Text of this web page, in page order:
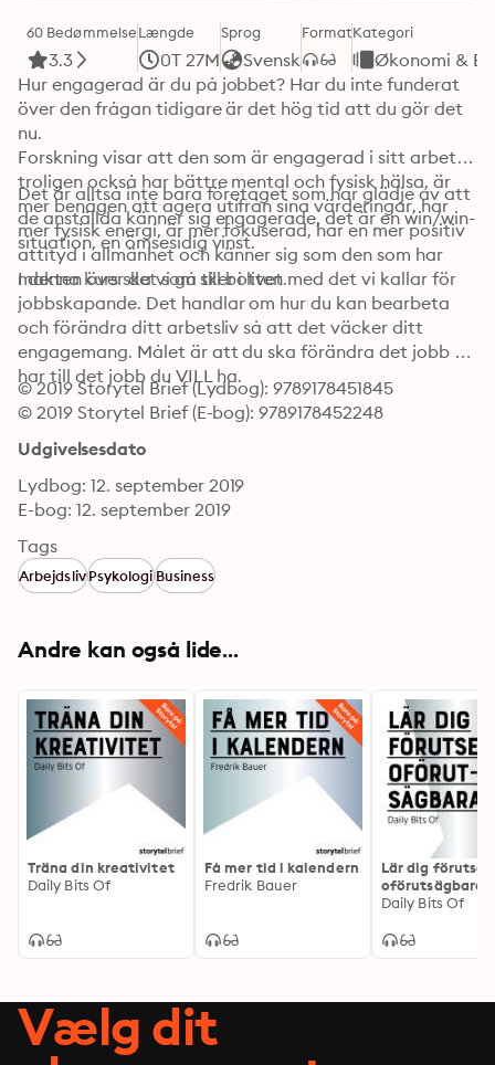
60 Bedømmelse
3.3
Længde
0T 27M
Sprog
Svensk
FormatKategori
Økonomi &
Hur engagerad är du på jobbet? Har du inte funderat
över den frågan tidigare är det hög tid att du gör det
nu.
Forskning visar att den som är engagerad i sitt arbete
troligen också har bättre mental och fysisk hälsa, är
mer benägen att agera utifrån sina värderingar, har
mer fysisk energi, är mer fokuserad, har en mer positiv
attityd i allmänhet och känner sig som den som har
makten över det som sker i livet.
Det är alltså inte bara företaget som har glädje av att
de anställda känner sig engagerade, det är en win/win-
situation, en ömsesidig vinst.
I denna kurs ska vi gå till botten med det vi kallar för
jobbskapande. Det handlar om hur du kan bearbeta
och förändra ditt arbetsliv så att det väcker ditt
engagemang. Målet är att du ska förändra det jobb du
har till det jobb du VILL ha.
© 2019 Storytel Brief (Lydbog): 9789178451845
© 2019 Storytel Brief (E-bog): 9789178452248
Udgivelsesdato
Lydbog: 12. september 2019
E-bog: 12. september 2019
Tags
ArbejdslivPsykologiBusiness
Andre kan også lide...
Träna din kreativitet
Daily Bits Of
Få mer tid i kalendern
Fredrik Bauer
Lär dig förutse
oförutsägbara
Daily Bits Of
Vælg dit